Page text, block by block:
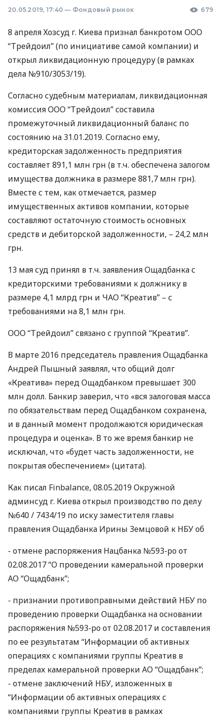
20.05.2019, 17:40 — Фондовый рынок 679
8 апреля Хозсуд г. Киева признал банкротом ООО
“Трейдоил” (по инициативе самой компании) и
открыл ликвидационную процедуру (в рамках
дела №910/3053/19).
Согласно судебным материалам, ликвидационная
комиссияООО “Трейдоил” составила
промежуточный ликвидационный баланс по
состоянию на 31.01.2019. Согласно ему,
кредиторская задолженность предприятия
составляет 891,1 млн грн (в т.ч. обеспечена залогом
имущества должника в размере 881,7 млн грн).
Вместе с тем, как отмечается, размер
имущественных активов компании, которые
составляют остаточную стоимость основных
средств и дебиторской задолженности, – 24,2 млн
грн.
13 мая суд принял в т.ч. заявления Ощадбанка с
кредиторскими требованиями к должнику в
размере 4,1 млрд грн и ЧАО “Креатив” – с
требованиями на 8,1 млн грн.
ООО “Трейдоил” связано с группой “Креатив”.
В марте 2016 председатель правления Ощадбанка
Андрей Пышный заявлял, что общий долг
«Креатива» перед Ощадбанком превышает 300
млн долл. Банкир заверил, что «вся залоговая масса
по обязательствам перед Ощадбанком сохранена,
и в данный момент продолжаются юридическая
процедура и оценка». В то же время банкир не
исключал, что «будет часть задолженности, не
покрытая обеспечением» (цитата).
Как писал Finbalance, 08.05.2019 Окружной
админсуд г. Киева открыл производство по делу
№640 / 7434/19 по иску заместителя главы
правления Ощадбанка Ирины Земцовой к НБУоб
- отмене распоряжения Нацбанка №593-ро от
02.08.2017 “О проведении камеральной проверки
АО “Ощадбанк”;
- признании противоправными действий НБУ по
проведению проверки Ощадбанка на основании
распоряжения №593-ро от 02.08.2017 и составления
по ее результатам “Информации об активных
операциях с компаниями группы Креатив в
пределах камеральной проверки АО “Ощадбанк”;
- отмене заключений НБУ, изложенных в
“Информации об активных операциях с
компаниями группы Креатив в рамках